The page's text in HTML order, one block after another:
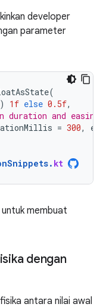
developer
parameter
(
) 1f else 0.5f,
duration and
= 300,
. kt
untuk membuat
dengan
antara nilai awal